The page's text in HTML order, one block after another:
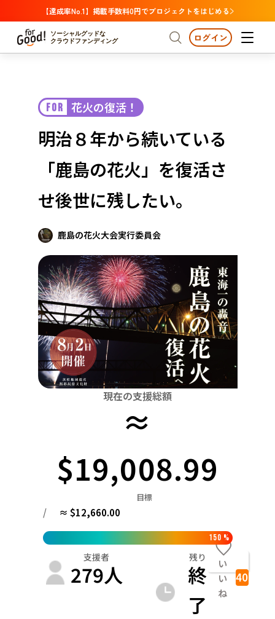
【達成率No.1】掲載手数料0円でプロジェクトをはじめる
ソーシャルグッドな
クラウドファンディング
プロジェクトからさがす
カテゴリーからさがす 国際協力
医療・福祉
人権・マイノリティ
中部
近畿
中国
四国
九州・沖縄
注目 新着
支援金額が多い
支援人数が多い
終了日が近い
カテゴリーからさがす
国際協力 医療・福祉
子ども・教育
環境・エシカル
人権・マイノリティ
地域からさがす
北海道・東北
北海道 青森 岩手 宮城 秋田 山形
茨城 栃木 群馬 埼玉 千葉 東京
新潟 富山 石川 山梨 長野
三重 滋賀 京都 兵庫 奈良
岡山 広島 山口
佐賀 長崎 熊本 大分 宮崎
ログイン
FOR 花火の復活！
明治８年から続いている
「鹿島の花火」を復活さ
せ後世に残したい。
鹿島の花火大会実行委員会
現在の支援総額
≈
$19,008.99
目標
/ ≈ $12,660.00
150 %
支援者
279人
残り
終
了
い
い
ね
40